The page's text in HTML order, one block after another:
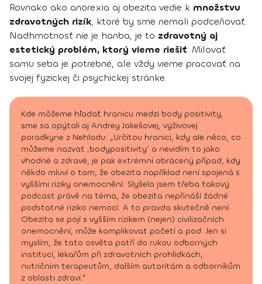
Rovnako ako anorexia aj obezita vedie k množstvu
zdravotných rizík, ktoré by sme nemali podceňovať.
Nadhmotnosť nie je hanba, je to zdravotný aj
estetický problém, ktorý vieme riešiť. Milovať
samu seba je potrebné, ale vždy vieme pracovať na
svojej fyzickej či psychickej stránke.
Kde môžeme hľadať hranicu medzi body positivity,
sme sa opýtali aj Andrey Jakešovej, výživovej
poradkyne z Nehladu: „Určitou hranici, kdy ale něco, co
můžeme nazvat ‚bodypositivity‘ a nevidím to jako
vhodné a zdravé, je pak extrémní obrácený případ, kdy
někdo mluví o tom, že obezita například není spojená s
vyššími riziky onemocnění. Slyšela jsem třeba takový
podcast právě na téma, že obezita nepřináší žádné
podstatné riziko nemocí. A to pravda skutečně není.
Obezita se pojí s vyšším rizikem (nejen) civilizačních
onemocnění, může komplikovat početí a pod. Jen si
myslím, že tato osvěta patří do rukou odborných
institucí, lékařům při zdravotních prohlídkách,
nutričním terapeutům, dalším autoritám a odborníkům
z oblasti zdraví.“